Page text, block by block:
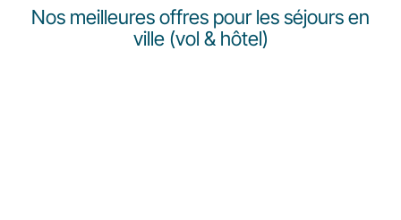
Nos meilleures offres pour les séjours en
ville (vol & hôtel)